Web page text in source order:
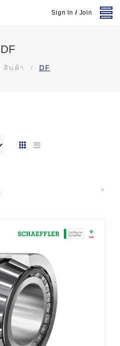
Sign In / Join
DF
สินค้า / DF
+